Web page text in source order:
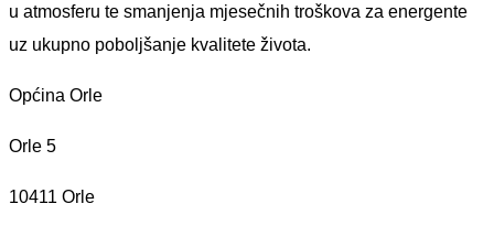
u atmosferu te smanjenja mjesečnih troškova za energente
uz ukupno poboljšanje kvalitete života.
Općina Orle
Orle 5
10411 Orle